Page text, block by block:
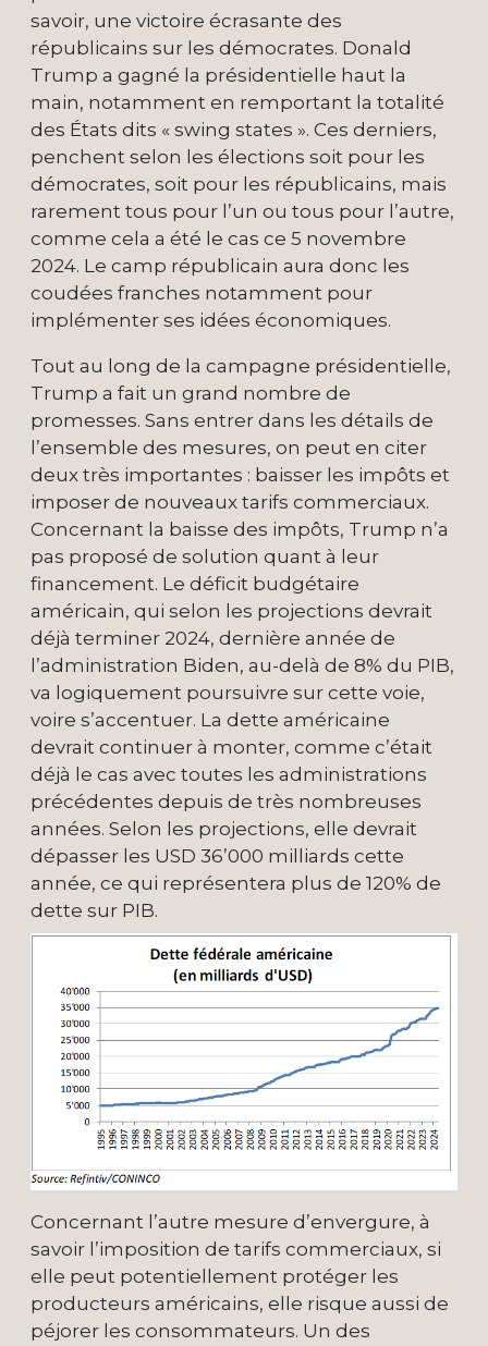
savoir, une victoire écrasante des
républicains sur les démocrates. Donald
Trump a gagné la présidentielle haut la
main, notamment en remportant la totalité
des États dits « swing states ». Ces derniers,
penchent selon les élections soit pour les
démocrates, soit pour les républicains, mais
rarement tous pour l’un ou tous pour l’autre,
comme cela a été le cas ce 5 novembre
2024. Le camp républicain aura donc les
coudées franches notamment pour
implémenter ses idées économiques.
Tout au long de la campagne présidentielle,
Trump a fait un grand nombre de
promesses. Sans entrer dans les détails de
l’ensemble des mesures, on peut en citer
deux très importantes : baisser les impôts et
imposer de nouveaux tarifs commerciaux.
Concernant la baisse des impôts, Trump n’a
pas proposé de solution quant à leur
financement. Le déficit budgétaire
américain, qui selon les projections devrait
déjà terminer 2024, dernière année de
l’administration Biden, au-delà de 8% du PIB,
va logiquement poursuivre sur cette voie,
voire s’accentuer. La dette américaine
devrait continuer à monter, comme c’était
déjà le cas avec toutes les administrations
précédentes depuis de très nombreuses
années. Selon les projections, elle devrait
dépasser les USD 36’000 milliards cette
année, ce qui représentera plus de 120% de
dette sur PIB.
Concernant l’autre mesure d’envergure, à
savoir l’imposition de tarifs commerciaux, si
elle peut potentiellement protéger les
producteurs américains, elle risque aussi de
péjorer les consommateurs. Un des